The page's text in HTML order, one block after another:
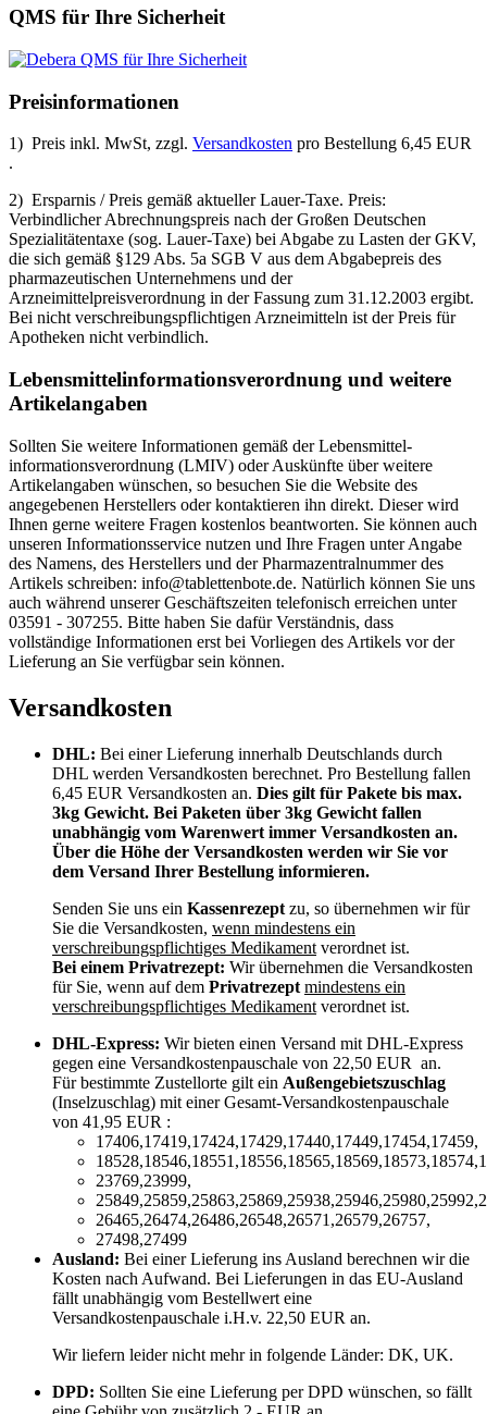
QMS für Ihre Sicherheit
Preisinformationen
1) Preis inkl. MwSt, zzgl. Versandkosten pro Bestellung 6,45 EUR
.
2) Ersparnis / Preis gemäß aktueller Lauer-Taxe. Preis:
Verbindlicher Abrechnungspreis nach der Großen Deutschen
Spezialitätentaxe (sog. Lauer-Taxe) bei Abgabe zu Lasten der GKV,
die sich gemäß §129 Abs. 5a SGB V aus dem Abgabepreis des
pharmazeutischen Unternehmens und der
Arzneimittelpreisverordnung in der Fassung zum 31.12.2003 ergibt.
Bei nicht verschreibungspflichtigen Arzneimitteln ist der Preis für
Apotheken nicht verbindlich.
Lebensmittel­informations­verordnung und weitere
Artikelangaben
Sollten Sie weitere Informationen gemäß der Lebensmittel­
informations­verordnung (LMIV) oder Auskünfte über weitere
Artikelangaben wünschen, so besuchen Sie die Website des
angegebenen Herstellers oder kontaktieren ihn direkt. Dieser wird
Ihnen gerne weitere Fragen kostenlos beantworten. Sie können auch
unseren Informationsservice nutzen und Ihre Fragen unter Angabe
des Namens, des Herstellers und der Pharmazentralnummer des
Artikels schreiben: info@tablettenbote.de. Natürlich können Sie uns
auch während unserer Geschäftszeiten telefonisch erreichen unter
03591 - 307255. Bitte haben Sie dafür Verständnis, dass
vollständige Informationen erst bei Vorliegen des Artikels vor der
Lieferung an Sie verfügbar sein können.
Versandkosten
DHL: Bei einer Lieferung innerhalb Deutschlands durch
DHL werden Versandkosten berechnet. Pro Bestellung fallen
6,45 EUR Versandkosten an. Dies gilt für Pakete bis max.
3kg Gewicht. Bei Paketen über 3kg Gewicht fallen
unabhängig vom Warenwert immer Versandkosten an.
Über die Höhe der Versandkosten werden wir Sie vor
dem Versand Ihrer Bestellung informieren.
Senden Sie uns ein Kassenrezept zu, so übernehmen wir für
Sie die Versandkosten, wenn mindestens ein
verschreibungspflichtiges Medikament verordnet ist.
Bei einem Privatrezept: Wir übernehmen die Versandkosten
für Sie, wenn auf dem Privatrezept mindestens ein
verschreibungspflichtiges Medikament verordnet ist.
DHL-Express: Wir bieten einen Versand mit DHL-Express
gegen eine Versandkostenpauschale von 22,50 EUR an.
Für bestimmte Zustellorte gilt ein Außengebietszuschlag
(Inselzuschlag) mit einer Gesamt-Versandkostenpauschale
von 41,95 EUR :
17406,17419,17424,17429,17440,17449,17454,17459,
23769,23999,
26465,26474,26486,26548,26571,26579,26757,
27498,27499
Ausland: Bei einer Lieferung ins Ausland berechnen wir die
Kosten nach Aufwand. Bei Lieferungen in das EU-Ausland
fällt unabhängig vom Bestellwert eine
Versandkostenpauschale i.H.v. 22,50 EUR an.
Wir liefern leider nicht mehr in folgende Länder: DK, UK.
DPD: Sollten Sie eine Lieferung per DPD wünschen, so fällt